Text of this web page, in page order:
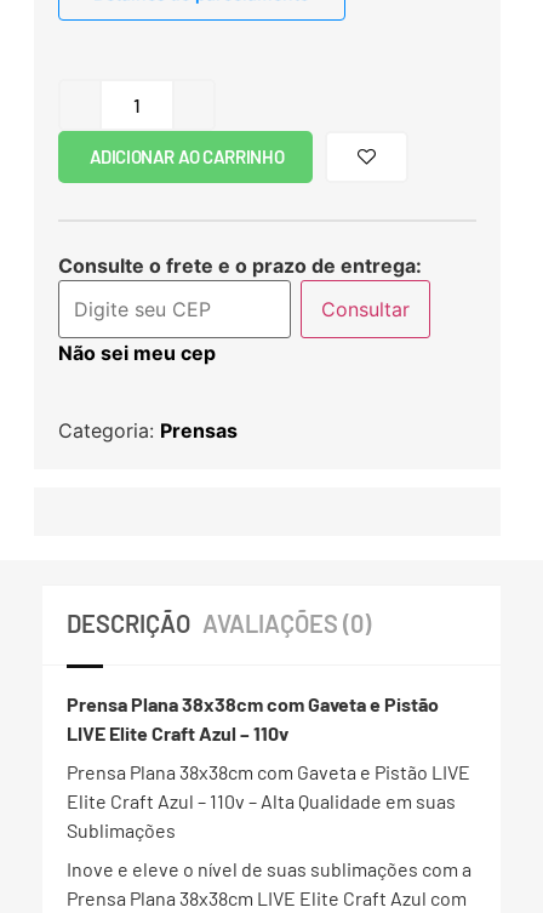
ADICIONAR AO CARRINHO
Consulte o frete e o prazo de entrega:
Consultar
Não sei meu cep
Categoria: Prensas
DESCRIÇÃO AVALIAÇÕES (0)
Prensa Plana 38x38cm com Gaveta e Pistão
LIVE Elite Craft Azul – 110v
Prensa Plana 38x38cm com Gaveta e Pistão LIVE
Elite Craft Azul – 110v – Alta Qualidade em suas
Sublimações
Inove e eleve o nível de suas sublimações com a
Prensa Plana 38x38cm LIVE Elite Craft Azul com